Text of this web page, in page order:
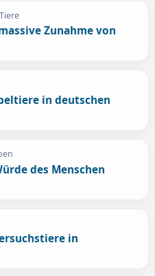
Zunahme von
in deutschen
des Menschen
in